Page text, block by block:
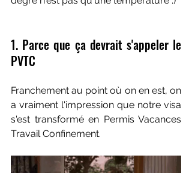
1. Parce que ça devrait s'appeler le
PVTC
Franchement au point où on en est, on
a vraiment l'impression que notre visa
s'est transformé en Permis Vacances
Travail Confinement.